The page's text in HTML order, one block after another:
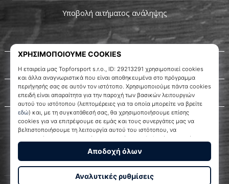
WePlayHandball.cy
Σχετικά μ' εμάς
Εξυπηρέτηση πελατών
Υποβολή αιτήματος ανάληψης